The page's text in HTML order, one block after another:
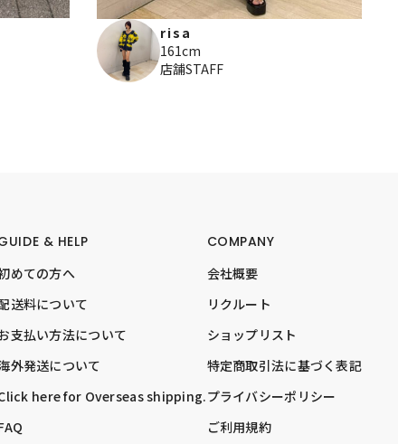
risa
161cm
店舗STAFF
& HELP
めての方へ
送料について
支払い方法について
外発送について
here for Overseas shipping.
COMPANY
会社概要
リクルート
ショップリスト
特定商取引法に基づく表記
プライバシーポリシー
ご利用規約